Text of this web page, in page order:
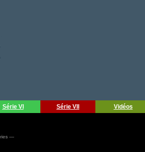
Série VI Série VII Vidéos
—